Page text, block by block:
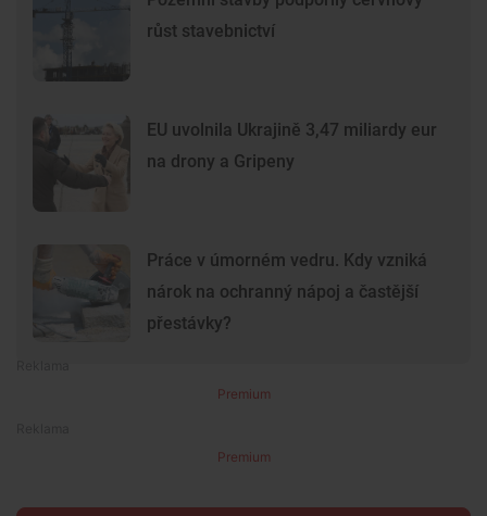
růst stavebnictví
EU uvolnila Ukrajině 3,47 miliardy eur
na drony a Gripeny
Práce v úmorném vedru. Kdy vzniká
nárok na ochranný nápoj a častější
přestávky?
Premium
Premium